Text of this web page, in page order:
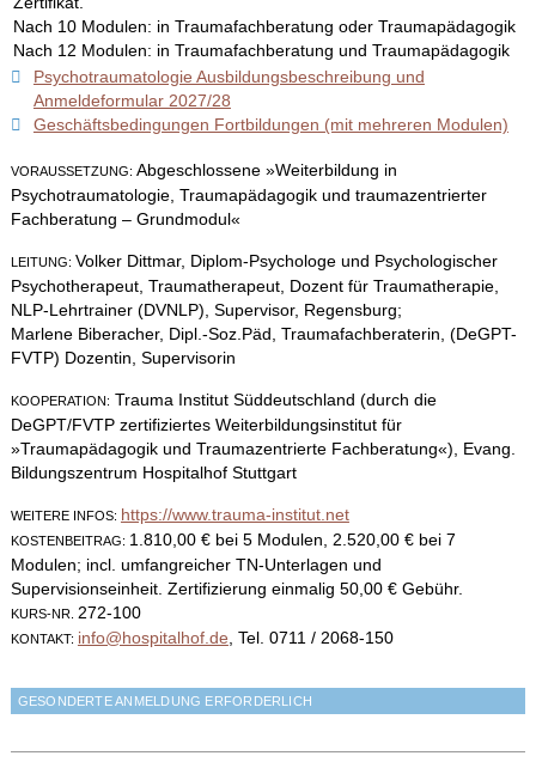
Nach 10 Modulen: in Traumafachberatung oder Traumapädagogik
Nach 12 Modulen: in Traumafachberatung und Traumapädagogik
Psychotraumatologie Ausbildungsbeschreibung und
Anmeldeformular 2027/28
Geschäftsbedingungen Fortbildungen (mit mehreren Modulen)
VORAUSSETZUNG: Abgeschlossene »Weiterbildung in
Psychotraumatologie, Traumapädagogik und traumazentrierter
Fachberatung – Grundmodul«
LEITUNG: Volker Dittmar, Diplom-Psychologe und Psychologischer
Psychotherapeut, Traumatherapeut, Dozent für Traumatherapie,
NLP-Lehrtrainer (DVNLP), Supervisor, Regensburg;
Marlene Biberacher, Dipl.-Soz.Päd, Traumafachberaterin, (DeGPT-
FVTP) Dozentin, Supervisorin
KOOPERATION: Trauma Institut Süddeutschland (durch die
DeGPT/FVTP zertifiziertes Weiterbildungsinstitut für
»Traumapädagogik und Traumazentrierte Fachberatung«), Evang.
Bildungszentrum Hospitalhof Stuttgart
WEITERE INFOS: https://www.trauma-institut.net
KOSTENBEITRAG: 1.810,00 € bei 5 Modulen, 2.520,00 € bei 7
Modulen; incl. umfangreicher TN-Unterlagen und
Supervisionseinheit. Zertifizierung einmalig 50,00 € Gebühr.
KURS-NR. 272-100
KONTAKT: info@hospitalhof.de, Tel. 0711 / 2068-150
GESONDERTE ANMELDUNG ERFORDERLICH